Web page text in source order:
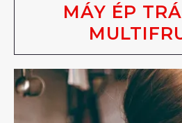
MÁY ÉP